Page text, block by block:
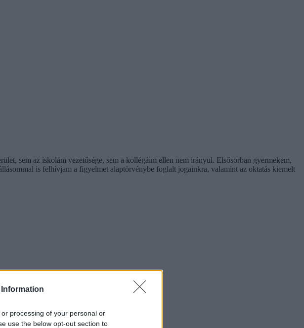
processing of your personal or
use the below opt-out section to
sem az iskolám vezetősége, sem a kollégáim ellen nem irányul. Elsősorban gyermekem,
is felhívjam a figyelmet alaptörvénybe foglalt jogainkra, valamint az oktatás kiemelt